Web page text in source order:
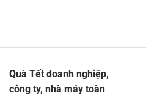
Quà Tết doanh nghiệp,
công ty, nhà máy toàn